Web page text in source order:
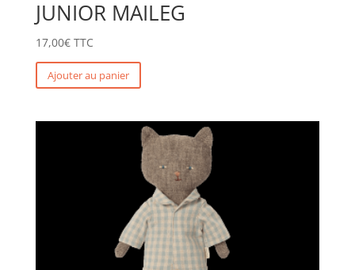
JUNIOR MAILEG
17,00€ TTC
Ajouter au panier